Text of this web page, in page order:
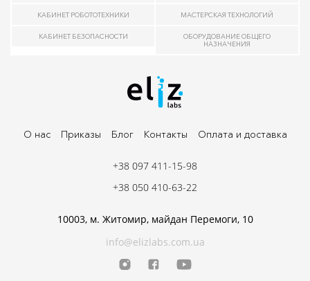
КАБИНЕТ РОБОТОТЕХНИКИ МАСТЕРСКАЯ ТЕХНОЛОГИЙ
КАБИНЕТ БЕЗОПАСНОСТИ
ОБОРУДОВАНИЕ ОБЩЕГО
НАЗНАЧЕНИЯ
О нас Приказы Блог Контакты Оплата и доставка
10003, м. Житомир, майдан Перемоги, 10
info@elizlabs.com.ua
+38 097 411-15-98
+38 050 410-63-22